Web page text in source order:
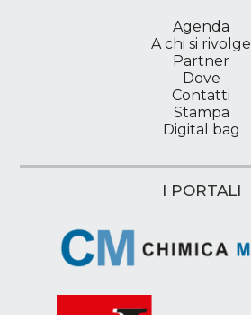
Agenda
A chi si rivolge
Partner
Dove
Contatti
Stampa
Digital bag
I PORTALI